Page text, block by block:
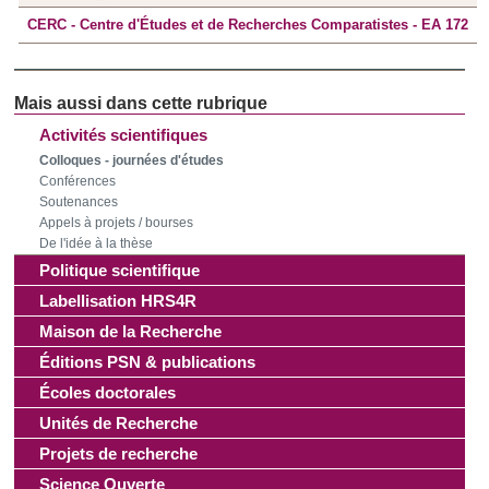
notre site avec nos partenaires de médias sociaux, de
publicité et d'analyse, qui peuvent combiner celles-ci avec
Activités scientifiques
Colloques - journées d'études
Conférences
Soutenances
Appels à projets / bourses
De l'idée à la thèse
Politique scientifique
Labellisation HRS4R
Maison de la Recherche
Éditions PSN & publications
Écoles doctorales
Unités de Recherche
Projets de recherche
Science Ouverte
CERC - Centre d'Études et de Recherches Comparatistes - EA 172